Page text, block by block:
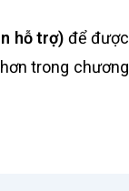
hỗ trợ) để được
trong chương